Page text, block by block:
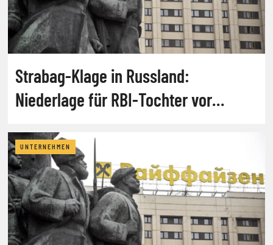
Strabag-Klage in Russland:
Niederlage für RBI-Tochter vor
UNTERNEHMEN